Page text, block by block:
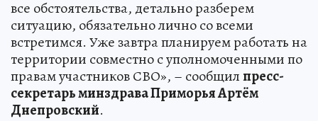
все обстоятельства, детально разберем
ситуацию, обязательно лично со всеми
встретимся. Уже завтра планируем работать на
территории совместно с уполномоченными по
правам участников СВО», – сообщилпресс-
секретарь минздрава Приморья Артём
Днепровский.